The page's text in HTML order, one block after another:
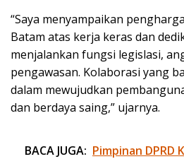
“Saya menyampaikan
Batam atas kerja keras dan
menjalankan fungsi legislasi,
pengawasan. Kolaborasi yang
dalam mewujudkan
dan berdaya saing,” ujarnya.
BACA JUGA: Pimpinan DPRD